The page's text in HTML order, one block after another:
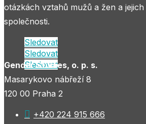
otázkách vztahů mužů a žen a
společnosti.
Sledovat
Sledovat
Sledovat
Gender Studies, o. p. s.
Masarykovo nábřeží 8
120 00 Praha 2
 +420 224 915 666